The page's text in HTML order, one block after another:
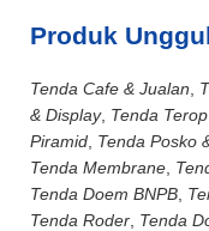
Produk
Tenda Cafe & Jualan
& Display, Tenda
Piramid Tenda Posko
Tenda Membrane
Tenda Doem BNPB
Tenda Roder Tenda